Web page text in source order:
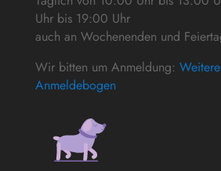
Uhr bis 19:00 Uhr
auch an Wochenenden und
Wir bitten um Anmeldung:
Anmeldebogen